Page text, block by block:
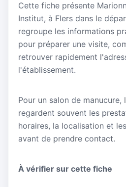
Cette fiche présente
Institut, à Flers dans le
regroupe les informations
pour préparer une visite,
retrouver rapidement
l'établissement.
Pour un salon de manucure,
regardent souvent les
horaires, la localisation et
avant de prendre contact.
À vérifier sur cette fiche